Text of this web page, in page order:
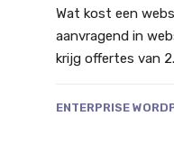
Wat kost een
aanvragend in
krijg offertes van
ENTERPRISE